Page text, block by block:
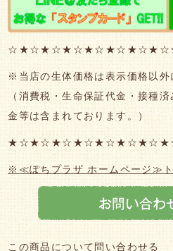
※当店の生体価格は表示価格以外
（消費税・生命保証代金・接種
金等は含まれております。）
※≪ぽちプラザ ホームページ≫
この商品について問い合わせる